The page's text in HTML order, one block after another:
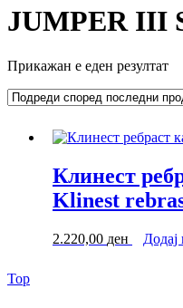
JUMPER III
Прикажан е еден резултат
Клинест
Klinest
2.220,00 ден
TopBack